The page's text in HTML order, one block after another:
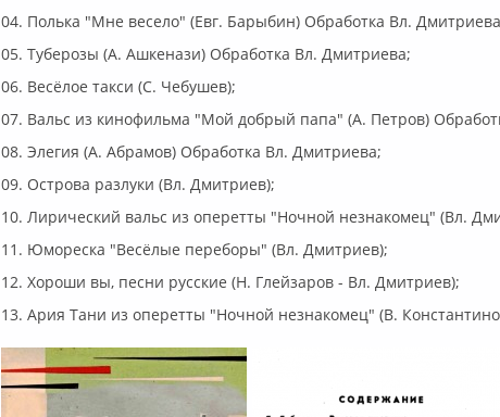
04. Полька "Мне весело" (Евг. Барыбин) Обработка Вл.
05. Туберозы (А. Ашкенази) Обработка Вл. Дмитриева;
06. Весёлое такси (С. Чебушев);
07. Вальс из кинофильма "Мой добрый папа" (А. Петров)
08. Элегия (А. Абрамов) Обработка Вл. Дмитриева;
09. Острова разлуки (Вл. Дмитриев);
10. Лирический вальс из оперетты "Ночной незнакомец" (Вл.
11. Юмореска "Весёлые переборы" (Вл. Дмитриев);
12. Хороши вы, песни русские (Н. Глейзаров - Вл. Дмитриев);
13. Ария Тани из оперетты "Ночной незнакомец" (В.